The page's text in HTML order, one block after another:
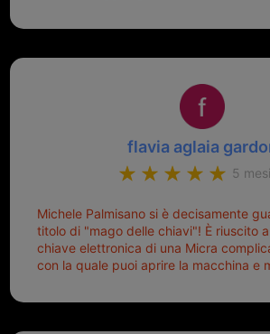
mio riferimento. Ah dimenticavo...da
Top top top!!!
flavia aglaia
5
Michele Palmisano si è decisamente
titolo di "mago delle chiavi"! È riuscito
chiave elettronica di una Micra
con la quale puoi aprire la macchina e
pronta per la pattumiera... Avevo